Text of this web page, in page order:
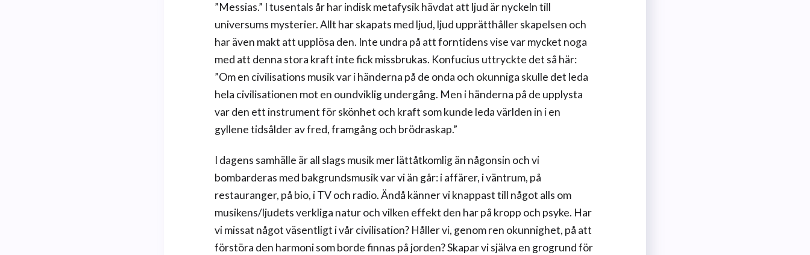
”Messias.” I tusentals år har indisk metafysik hävdat att ljud är nyckeln till
universums mysterier. Allt har skapats med ljud, ljud upprätthåller skapelsen och
har även makt att upplösa den. Inte undra på att forntidens vise var mycket noga
med att denna stora kraft inte fick missbrukas. Konfucius uttryckte det så här:
”Om en civilisations musik var i händerna på de onda och okunniga skulle det leda
hela civilisationen mot en oundviklig undergång. Men i händerna på de upplysta
var den ett instrument för skönhet och kraft som kunde leda världen in i en
gyllene tidsålder av fred, framgång och brödraskap.”
I dagens samhälle är all slags musik mer lättåtkomlig än någonsin och vi
bombarderas med bakgrundsmusik var vi än går: i affärer, i väntrum, på
restauranger, på bio, i TV och radio. Ändå känner vi knappast till något alls om
musikens/ljudets verkliga natur och vilken effekt den har på kropp och psyke. Har
vi missat något väsentligt i vår civilisation? Håller vi, genom ren okunnighet, på att
förstöra den harmoni som borde finnas på jorden? Skapar vi själva en grogrund för